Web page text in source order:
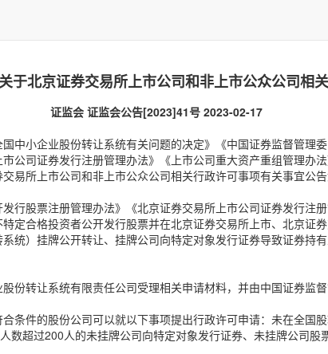
北京证券交易所上市公司和非上市公众公司相
证监会 证监会公告[2023]41号 2023-02-17
中小企业股份转让系统有关问题的决定》《中国证券监督管理
公司证券发行注册管理办法》《上市公司重大资产重组管理办
易所上市公司和非上市公众公司相关行政许可事项有关事宜公告
行股票注册管理办法》《北京证券交易所上市公司证券发行注
定合格投资者公开发行股票并在北京证券交易所上市、北京证
统）挂牌公开转让、挂牌公司向特定对象发行证券导致证券持
份转让系统有限责任公司受理相关申请材料，并由中国证券监
条件的股份公司可以就以下事项提出行政许可申请：未在全国
超过200人的未挂牌公司向特定对象发行证券、未挂牌公司股